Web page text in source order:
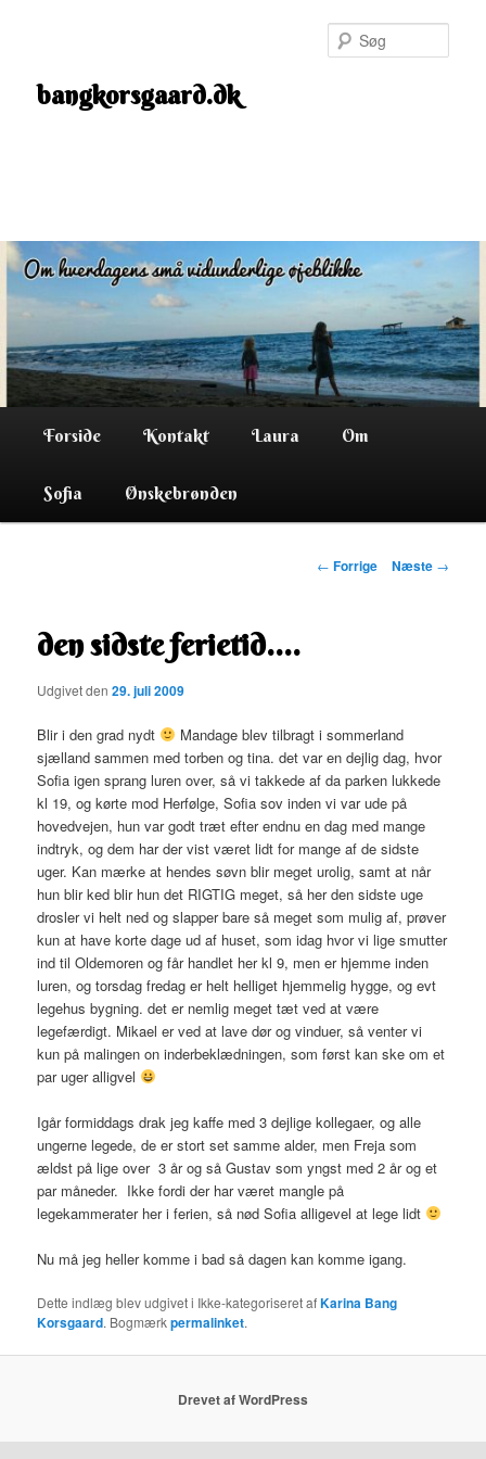
indholdbangkorsgaard.dk
Forside Kontakt Laura Om
Sofia Ønskebrønden
Indlægsnavigation
← Forrige Næste →
den sidste ferietid….
Udgivet den29. juli 2009
Blir i den grad nydt
Mandage blev tilbragt i sommerland
sjælland sammen med torben og tina. det var en dejlig dag, hvor
Sofia igen sprang luren over, så vi takkede af da parken lukkede
kl 19, og kørte mod Herfølge, Sofia sov inden vi var ude på
hovedvejen, hun var godt træt efter endnu en dag med mange
indtryk, og dem har der vist været lidt for mange af de sidste
uger. Kan mærke at hendes søvn blir meget urolig, samt at når
hun blir ked blir hun det RIGTIG meget, så her den sidste uge
drosler vi helt ned og slapper bare så meget som mulig af, prøver
kun at have korte dage ud af huset, som idag hvor vi lige smutter
ind til Oldemoren og får handlet her kl 9, men er hjemme inden
luren, og torsdag fredag er helt helliget hjemmelig hygge, og evt
legehus bygning. det er nemlig meget tæt ved at være
legefærdigt. Mikael er ved at lave dør og vinduer, så venter vi
kun på malingen on inderbeklædningen, som først kan ske om et
par uger alligvel
Igår formiddags drak jeg kaffe med 3 dejlige kollegaer, og alle
ungerne legede, de er stort set samme alder, men Freja som
ældst på lige over 3 år og så Gustav som yngst med 2 år og et
par måneder. Ikke fordi der har været mangle på
legekammerater her i ferien, så nød Sofia alligevel at lege lidt
Nu må jeg heller komme i bad så dagen kan komme igang.
Dette indlæg blev udgivet i Ikke-kategoriseret afKarina Bang
Korsgaard. Bogmærkpermalinket.
Drevet af WordPress